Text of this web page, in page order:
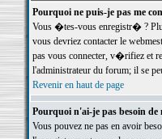
Pourquoi ne puis-je pas me
Vous �tes-vous enregistr� ?
vous devriez contacter le
pas vous connecter, v�rifiez et
l'administrateur du forum; il se
Revenir en haut de page
Pourquoi n'ai-je pas besoin de
Vous pouvez ne pas en avoir